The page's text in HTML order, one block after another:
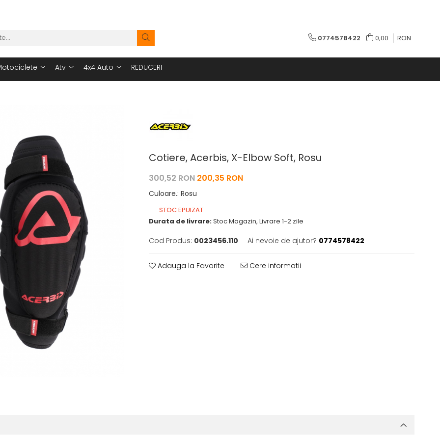
0774578422 0,00 RON
Atv 4x4 Auto REDUCERI
Cotiere, Acerbis, X-Elbow Soft, Rosu
300,52 RON 200,35 RON
Culoare.: Rosu
STOC EPUIZAT
Durata de livrare:Stoc Magazin, Livrare 1-2 zile
Cod Produs: 0023456.110 Ai nevoie de ajutor? 0774578422
Adauga la Favorite Cere informatii